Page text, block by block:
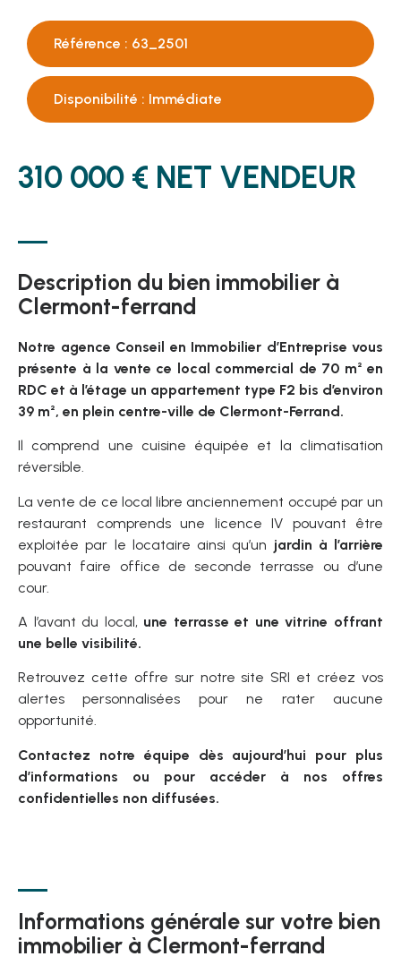
Référence : 63_2501
Disponibilité : Immédiate
310 000 € NET VENDEUR
Description du bien immobilier à
Clermont-ferrand
Notre agence Conseil en Immobilier d’Entreprise vous
présente à la vente ce local commercial de 70 m² en
RDC et à l’étage un appartement type F2 bis d’environ
39 m², en plein centre-ville de Clermont-Ferrand.
Il comprend une cuisine équipée et la climatisation
réversible.
La vente de ce local libre anciennement occupé par un
restaurant comprends une licence IV pouvant être
exploitée par le locataire ainsi qu’un jardin à l’arrière
pouvant faire office de seconde terrasse ou d’une
cour.
A l’avant du local, une terrasse et une vitrine offrant
une belle visibilité.
Retrouvez cette offre sur notre site SRI et créez vos
alertes personnalisées pour ne rater aucune
opportunité.
Contactez notre équipe dès aujourd’hui pour plus
d’informations ou pour accéder à nos offres
confidentielles non diffusées.
Informations générale sur votre bien
immobilier à Clermont-ferrand